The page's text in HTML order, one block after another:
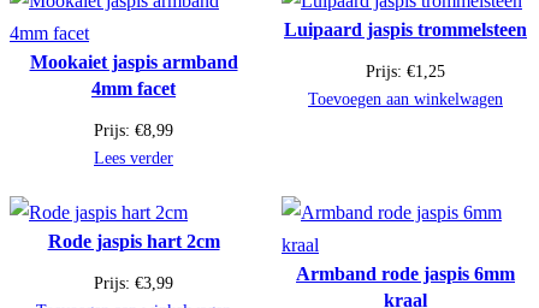
Mookaiet jaspis armband
4mm facet
Prijs: €8,99
Lees verder
Luipaard jaspis trommelsteen
Prijs: €1,25
Toevoegen aan winkelwagen
Rode jaspis hart 2cm
Prijs: €3,99
Armband rode jaspis 6mm
kraal